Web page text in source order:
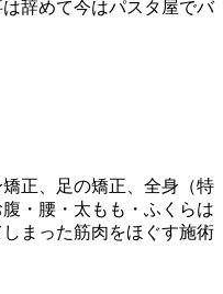
辞めて今はパスタ屋でバ
正、足の矯正、全身（特
・腰・太もも・ふくらは
まった筋肉をほぐす施術